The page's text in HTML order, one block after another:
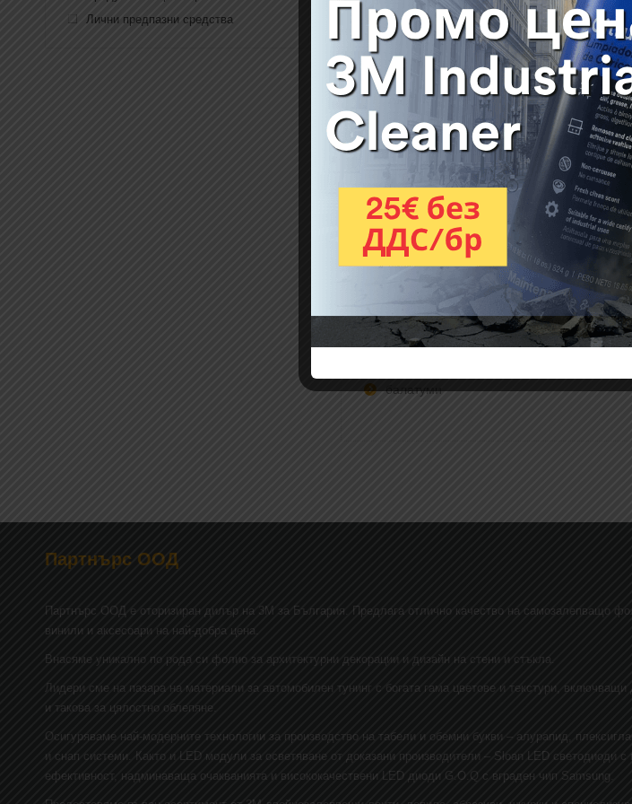
Описание Допълнителна информация
OLFA XL 2 - макетен
Фин и прецизен макетен нож с удобен и
тежки натоварвания. Подходящ за
Резервни резци: OLFA LB 10B ,OLFA LBB
Приложения:
килими
балатуми
Лични предпазни средства
Партнърс ООД
Партнърс ООД e оторизиран дилър на 3М за България. Предлага отлично качество на самозалепващо
винили и аксесоари на най-добра цена.
Внасяме уникално по рода си фолио за архитектурни декорации и дизайн на стени и стъкла.
Лидери сме на пазара на материали за автомобилен тунинг с богата гама цветове и текстури,
и такова за цялостно облепяне.
Осигуряваме най-модерните технологии за производство на табели и обемни букви – алурапид,
и снап системи. Както и LED модули за осветяване от доказани производители – Sloan LED светодиоди с
ефективност, надминаваща очакванията и висококачествени LED диоди G.O.Q с вграден чип Samsung.